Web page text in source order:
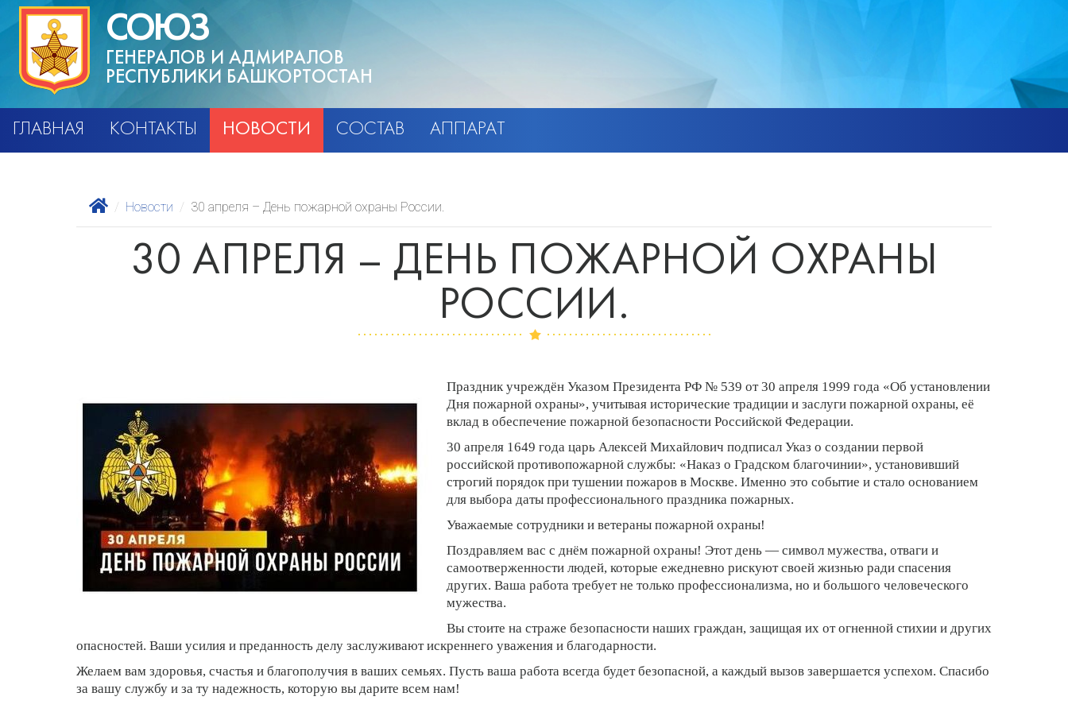
СОЮЗ
ГЕНЕРАЛОВ И АДМИРАЛОВ
РЕСПУБЛИКИ БАШКОРТОСТАН
ГЛАВНАЯ КОНТАКТЫ НОВОСТИ СОСТАВ АППАРАТ
Новости 30 апреля – День пожарной охраны России.
30 АПРЕЛЯ – ДЕНЬ ПОЖАРНОЙ ОХРАНЫ
РОССИИ.
Праздник учреждён Указом Президента РФ № 539 от 30 апреля 1999 года «Об установлении
Дня пожарной охраны», учитывая исторические традиции и заслуги пожарной охраны, её
вклад в обеспечение пожарной безопасности Российской Федерации.
30 апреля 1649 года царь Алексей Михайлович подписал Указ о создании первой
российской противопожарной службы: «Наказ о Градском благочинии», установивший
строгий порядок при тушении пожаров в Москве. Именно это событие и стало основанием
для выбора даты профессионального праздника пожарных.
Уважаемые сотрудники и ветераны пожарной охраны!
Поздравляем вас с днём пожарной охраны! Этот день — символ мужества, отваги и
самоотверженности людей, которые ежедневно рискуют своей жизнью ради спасения
других. Ваша работа требует не только профессионализма, но и большого человеческого
мужества.
Вы стоите на страже безопасности наших граждан, защищая их от огненной стихии и других
опасностей. Ваши усилия и преданность делу заслуживают искреннего уважения и благодарности.
Желаем вам здоровья, счастья и благополучия в ваших семьях. Пусть ваша работа всегда будет безопасной, а каждый вызов завершается успехом. Спасибо
за вашу службу и за ту надежность, которую вы дарите всем нам!